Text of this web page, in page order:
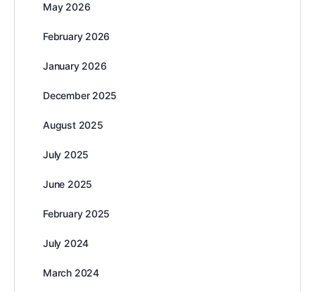
May 2026
February 2026
January 2026
December 2025
August 2025
July 2025
June 2025
February 2025
July 2024
March 2024